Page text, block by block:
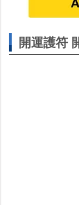
開運護符